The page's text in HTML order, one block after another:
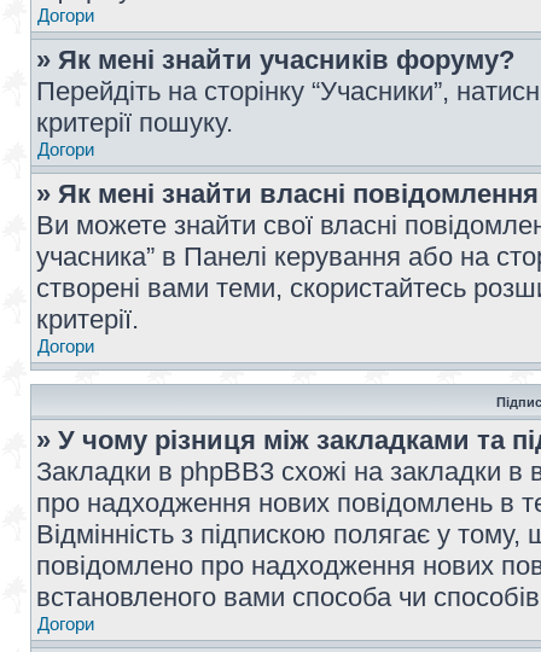
Догори
» Як мені знайти учасників форуму?
Перейдіть на сторінку “Учасники”,
критерії пошуку.
Догори
» Як мені знайти власні
Ви можете знайти свої власні
учасника” в Панелі керування або на
створені вами теми, скористайтесь
критерії.
Догори
» У чому різниця між закладками та
Закладки в phpBB3 схожі на закладки
про надходження нових повідомлень в
Відмінність з підпискою полягає у
повідомлено про надходження нових
встановленого вами способа чи
Догори